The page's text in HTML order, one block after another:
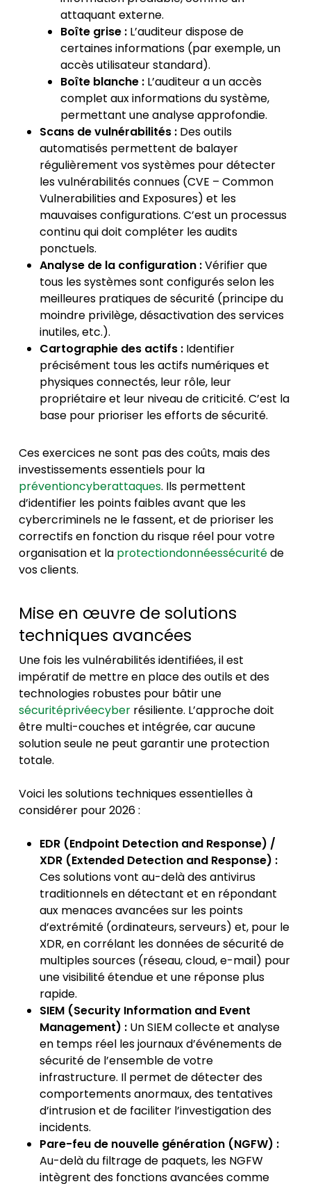
attaquant externe.
Boîte grise :L’auditeur dispose de
certaines informations (par exemple, un
accès utilisateur standard).
Boîte blanche :L’auditeur a un accès
complet aux informations du système,
permettant une analyse approfondie.
Scans de vulnérabilités :Des outils
automatisés permettent de balayer
régulièrement vos systèmes pour détecter
les vulnérabilités connues (CVE – Common
Vulnerabilities and Exposures) et les
mauvaises configurations. C’est un processus
continu qui doit compléter les audits
ponctuels.
Analyse de la configuration :Vérifier que
tous les systèmes sont configurés selon les
meilleures pratiques de sécurité (principe du
moindre privilège, désactivation des services
inutiles, etc.).
Cartographie des actifs :Identifier
précisément tous les actifs numériques et
physiques connectés, leur rôle, leur
propriétaire et leur niveau de criticité. C’est la
base pour prioriser les efforts de sécurité.
Ces exercices ne sont pas des coûts, mais des
investissements essentiels pour la
préventioncyberattaques. Ils permettent
d’identifier les points faibles avant que les
cybercriminels ne le fassent, et de prioriser les
correctifs en fonction du risque réel pour votre
organisation et la protectiondonnéessécuritéde
vos clients.
Mise en œuvre de solutions
techniques avancées
Une fois les vulnérabilités identifiées, il est
impératif de mettre en place des outils et des
technologies robustes pour bâtir une
sécuritéprivéecyberrésiliente. L’approche doit
être multi-couches et intégrée, car aucune
solution seule ne peut garantir une protection
totale.
Voici les solutions techniques essentielles à
considérer pour 2026 :
EDR (Endpoint Detection and Response) /
XDR (Extended Detection and Response) :
Ces solutions vont au-delà des antivirus
traditionnels en détectant et en répondant
aux menaces avancées sur les points
d’extrémité (ordinateurs, serveurs) et, pour le
XDR, en corrélant les données de sécurité de
multiples sources (réseau, cloud, e-mail) pour
une visibilité étendue et une réponse plus
rapide.
SIEM (Security Information and Event
Management) :Un SIEM collecte et analyse
en temps réel les journaux d’événements de
sécurité de l’ensemble de votre
infrastructure. Il permet de détecter des
comportements anormaux, des tentatives
d’intrusion et de faciliter l’investigation des
incidents.
Pare-feu de nouvelle génération (NGFW) :
Au-delà du filtrage de paquets, les NGFW
intègrent des fonctions avancées comme